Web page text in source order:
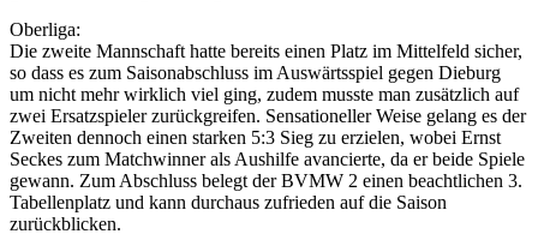
Oberliga:
Die zweite Mannschaft hatte bereits einen Platz im Mittelfeld sicher,
so dass es zum Saisonabschluss im Auswärtsspiel gegen Dieburg
um nicht mehr wirklich viel ging, zudem musste man zusätzlich auf
zwei Ersatzspieler zurückgreifen. Sensationeller Weise gelang es der
Zweiten dennoch einen starken 5:3 Sieg zu erzielen, wobei Ernst
Seckes zum Matchwinner als Aushilfe avancierte, da er beide Spiele
gewann. Zum Abschluss belegt der BVMW 2 einen beachtlichen 3.
Tabellenplatz und kann durchaus zufrieden auf die Saison
zurückblicken.